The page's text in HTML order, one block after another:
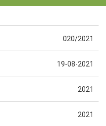
020/2021
19-08-2021
2021
2021